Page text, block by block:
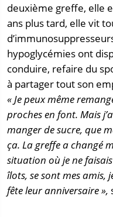
deuxième greffe, elle
ans plus tard, elle vit
hypoglycémies ont
conduire, refaire du
à partager tout son
« Je peux même
proches en font. Mais
manger de sucre, que
ça. La greffe a changé
situation où je ne
îlots, se sont mes amis,
fête leur anniversaire »,